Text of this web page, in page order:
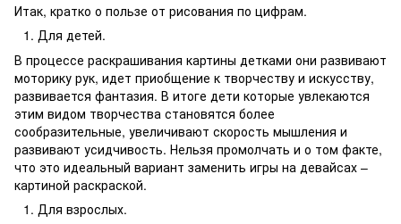
Итак, кратко о пользе от рисования по цифрам.
Для детей.
В процессе раскрашивания картины детками они развивают
моторику рук, идет приобщение к творчеству и искусству,
развивается фантазия. В итоге дети которые увлекаются
этим видом творчества становятся более
сообразительные, увеличивают скорость мышления и
развивают усидчивость. Нельзя промолчать и о том факте,
что это идеальный вариант заменить игры на девайсах –
картиной раскраской.
Для взрослых.